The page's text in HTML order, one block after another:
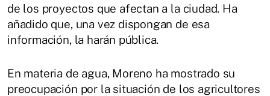
de los proyectos que afectan a la ciudad. Ha
añadido que, una vez dispongan de esa
información, la harán pública.
En materia de agua, Moreno ha mostrado su
preocupación por la situación de los agricultores